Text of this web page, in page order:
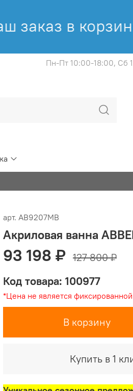
в
Пн-Пт 10:00-18:00, Cб
арт. AB9207MB
Акриловая ванна
93 198 ₽ 127 800 ₽
Код товара: 100977
*Цена не является
В корзину
Купить в 1